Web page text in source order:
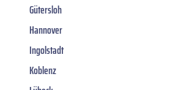
Gütersloh
Hannover
Ingolstadt
Koblenz